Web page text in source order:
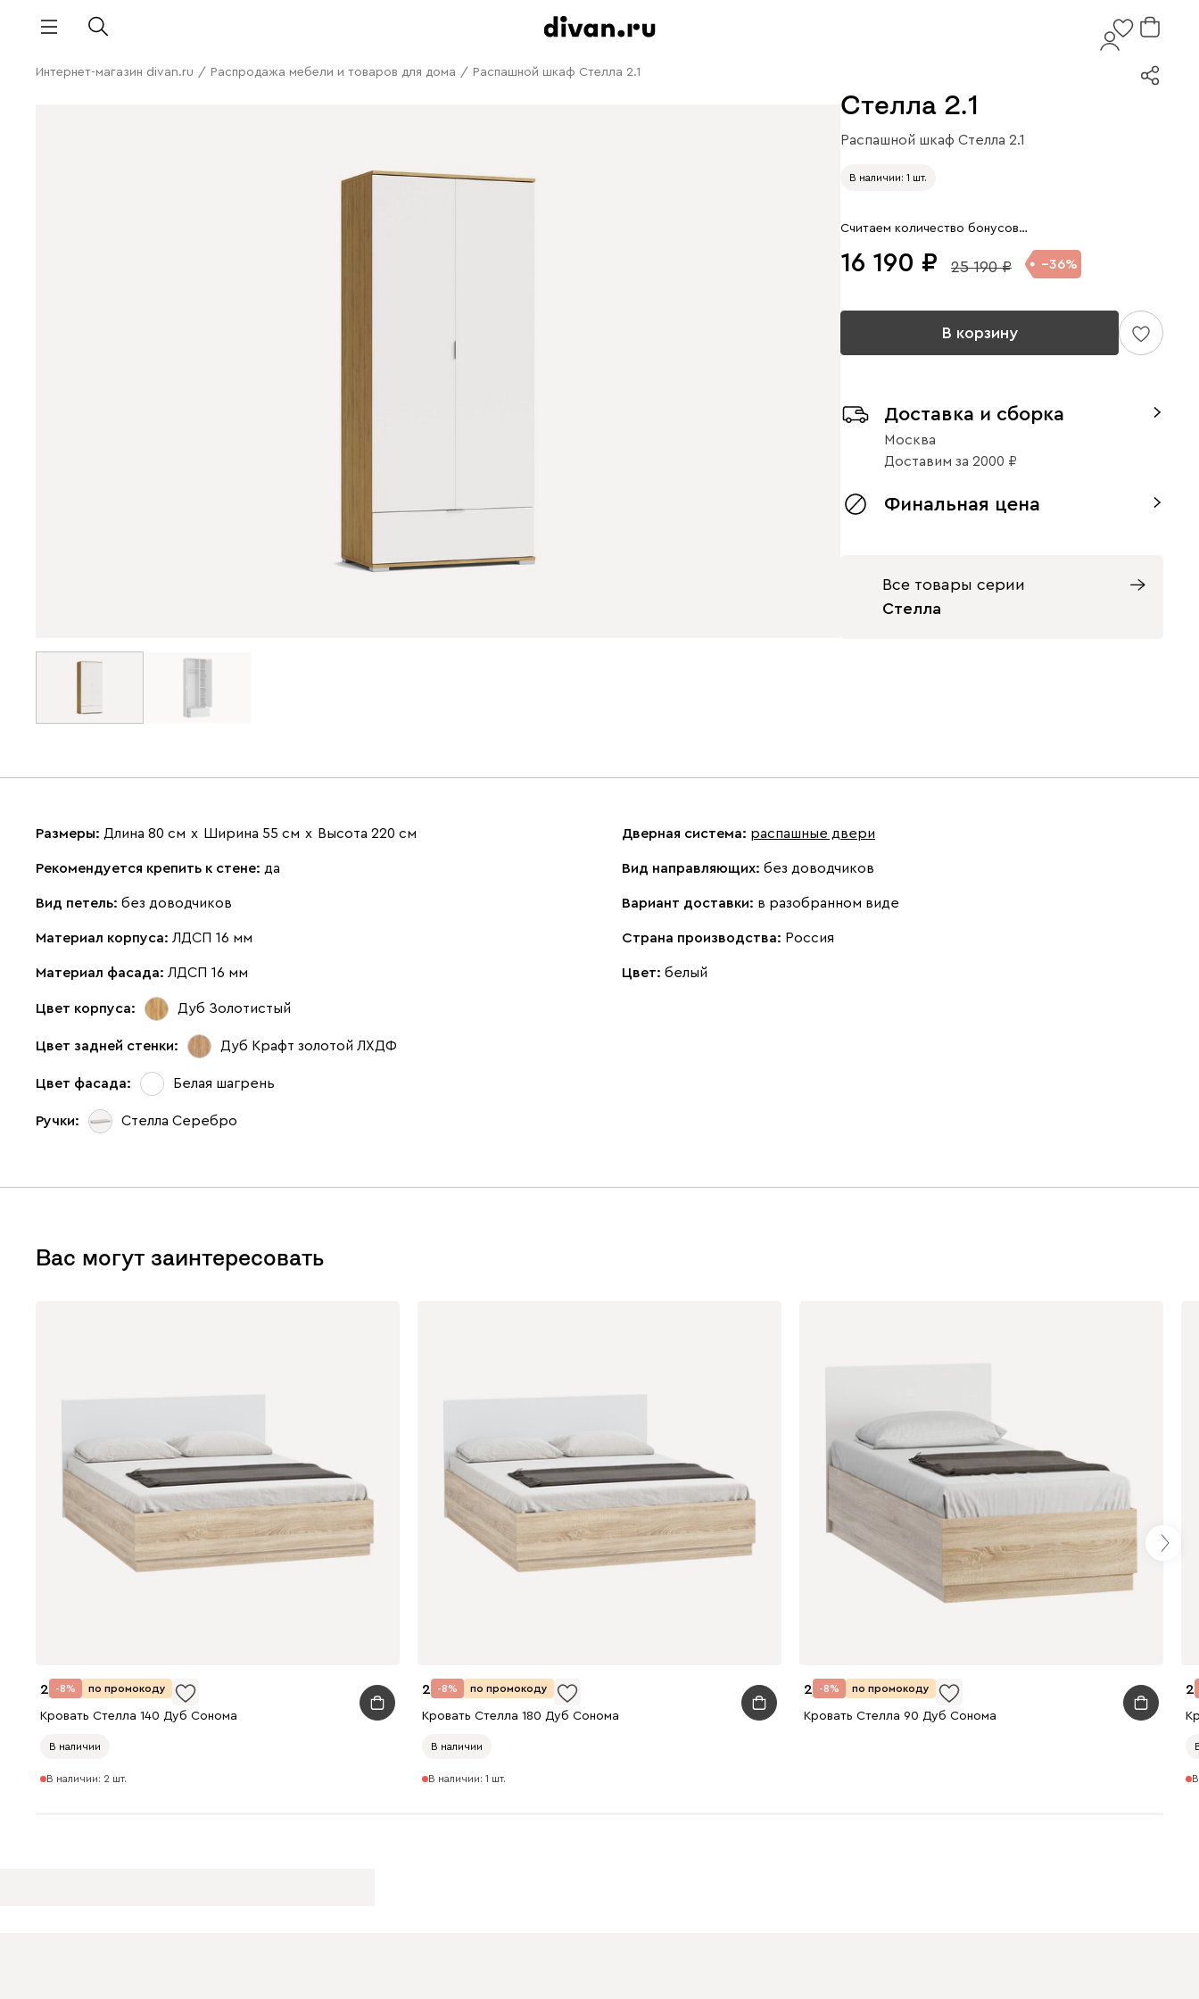
Интернет-магазин divan.ru / Распродажа мебели и товаров для дома / Распашной шкаф Стелла 2.1
Стелла 2.1
Распашной шкаф Стелла 2.1
В наличии: 1 шт.
Считаем количество бонусов…
16 190 25 190 36
В корзину
Доставка и сборка
Москва
Доставим за 2000
Финальная цена
Все товары серии
Стелла
Размеры: Длина 80 см х Ширина 55 см х Высота 220 см
Рекомендуется крепить к стене: да
Вид петель: без доводчиков
Материал корпуса: ЛДСП 16 мм
Материал фасада: ЛДСП 16 мм
Цвет корпуса: Дуб Золотистый
Цвет задней стенки: Дуб Крафт золотой ЛХДФ
Цвет фасада: Белая шагрень
Ручки: Стелла Серебро
Дверная система: распашные двери
Вид направляющих: без доводчиков
Вариант доставки: в разобранном виде
Страна производства: Россия
Цвет: белый
Вас могут заинтересовать
-8% по промокоду
24 990
Кровать Стелла 140 Дуб Сонома
В наличии
В наличии: 2 шт.
-8% по промокоду
27 990
Кровать Стелла 180 Дуб Сонома
В наличии
В наличии: 1 шт.
-8% по промокоду
20 990
Кровать Стелла 90 Дуб Сонома